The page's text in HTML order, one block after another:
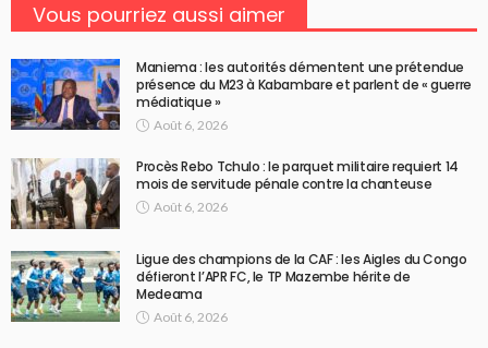
Vous pourriez aussi aimer
Maniema : les autorités démentent une prétendue
présence du M23 à Kabambare et parlent de « guerre
médiatique »
Août 6, 2026
Procès Rebo Tchulo : le parquet militaire requiert 14
mois de servitude pénale contre la chanteuse
Août 6, 2026
Ligue des champions de la CAF : les Aigles du Congo
défieront l’APR FC, le TP Mazembe hérite de
Medeama
Août 6, 2026